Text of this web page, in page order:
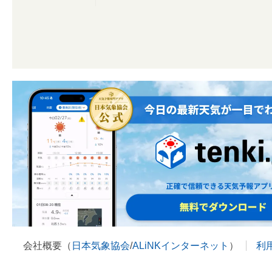
会社概要（ 日本気象協会/ALiNKインターネット ） 利